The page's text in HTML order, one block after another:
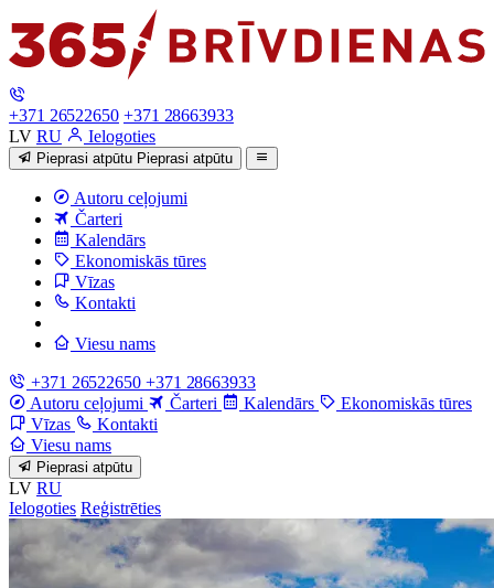
+371 26522650 +371 28663933
LV RU Ielogoties
Pieprasi atpūtu Pieprasi atpūtu
Autoru ceļojumi
Čarteri
Kalendārs
Ekonomiskās tūres
Vīzas
Kontakti
Viesu nams
+371 26522650 +371 28663933
Autoru ceļojumi
Čarteri Kalendārs
Ekonomiskās tūres
Vīzas
Kontakti
Viesu nams
Pieprasi atpūtu
LV RU
Ielogoties Reģistrēties